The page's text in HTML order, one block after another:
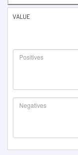
VALUE